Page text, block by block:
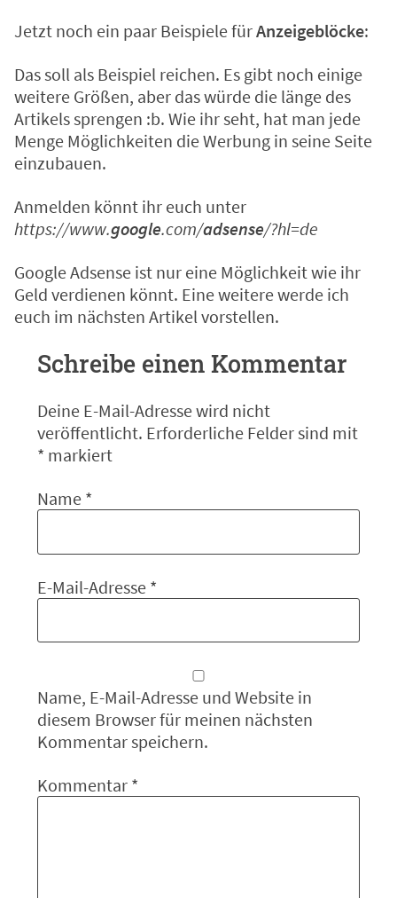
Jetzt noch ein paar Beispiele fürAnzeigeblöcke:
Das soll als Beispiel reichen. Es gibt noch einige
weitere Größen, aber das würde die länge des
Artikels sprengen :b. Wie ihr seht, hat man jede
Menge Möglichkeiten die Werbung in seine Seite
einzubauen.
Anmelden könnt ihr euch unter
https://www.google.com/adsense/?hl=de
Google Adsense ist nur eine Möglichkeit wie ihr
Geld verdienen könnt. Eine weitere werde ich
euch im nächsten Artikel vorstellen.
Schreibe einen Kommentar
Deine E-Mail-Adresse wird nicht
veröffentlicht. Erforderliche Felder sind mit
* markiert
Name *
E-Mail-Adresse *
Name, E-Mail-Adresse und Website in
diesem Browser für meinen nächsten
Kommentar speichern.
Kommentar *